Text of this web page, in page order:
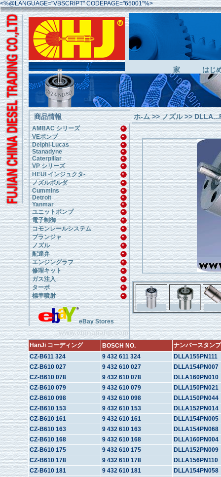
<%@LANGUAGE="VBSCRIPT" CODEPAGE="65001"%>
家 はじ
商品情報
AMBAC シリーズ
VEポンプ
Delphi-Lucas
Stanadyne
Caterpillar
VP シリーズ
HEUI インジュクタ-
ノズルボルダ
Cummins
Detroit
Yanmar
ユニットポンプ
電子制御
コモンレールシステム
プランジャ
ノズル
配達弁
エンジングラフ
修理キット
ガス注入
ターボ
標準噴射
eBay Stores
www.chinahanji.com
ホ-ム>>ノズル>>
HanJi コーディング BOSCH NO.
ナンバースタンプ
CZ-B611 324
9 432 611 324
DLLA155PN111
CZ-B610 027
9 432 610 027
DLLA154PN007
CZ-B610 078
9 432 610 078
DLLA160PN010
CZ-B610 079
9 432 610 079
DLLA150PN021
CZ-B610 098
9 432 610 098
DLLA150PN044
CZ-B610 153
9 432 610 153
DLLA152PN014
CZ-B610 161
9 432 610 161
DLLA154PN005
CZ-B610 163
9 432 610 163
DLLA154PN068
CZ-B610 168
9 432 610 168
DLLA160PN004
CZ-B610 175
9 432 610 175
DLLA152PN009
CZ-B610 178
9 432 610 178
DLLA156PN110
CZ-B610 181
9 432 610 181
DLLA154PN058